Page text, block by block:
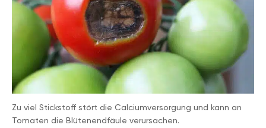
Zu viel Stickstoff stört die Calciumversorgung und kann an
Tomaten die Blütenendfäule verursachen.